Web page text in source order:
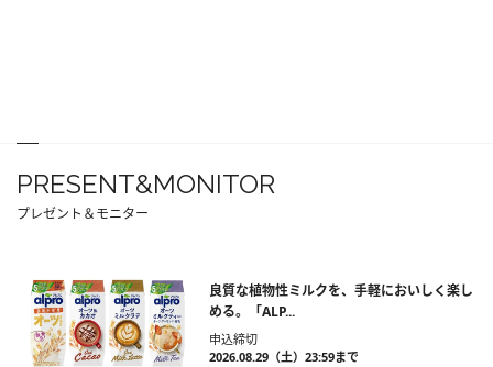
PRESENT&MONITOR
プレゼント＆モニター
良質な植物性ミルクを、手軽においしく楽し
める。「ALP...
申込締切
2026.08.29（土）23:59まで